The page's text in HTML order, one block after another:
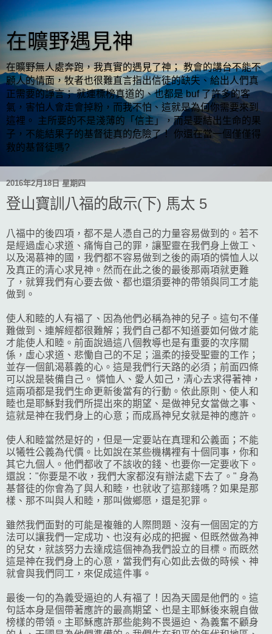
在曠野遇見神
在曠野無人處奔跑，我真實的遇見了神； 教會的講台不能不
顧人的情面，牧者也很難直言指出信徒的缺失、給出人們真
正需要的諍言； 就連標榜真道的、也都是 buf 了許多的客
氣，害怕人會走會掉粉，而我不怕、這就是為何你需要來到
這裡。 主所要的不是淺薄的「信主」，而是要結出生命的果
子，不能結果子的基督徒真的危險了！ 你還在當一個僅僅得
救的基督徒嗎?
2016年2月18日 星期四
登山寶訓八福的啟示(下) 馬太 5
八福中的後四項，都不是人憑自己的力量容易做到的。若不
是經過虛心求道、痛悔自己的罪，讓聖靈在我們身上做工、
以及渴慕神的國，我們都不容易做到之後的兩項的憐恤人以
及真正的清心求見神。然而在此之後的最後那兩項就更難
了，就算我們有心要去做、都也還須要神的帶領與同工才能
做到。
使人和睦的人有福了、因為他們必稱為神的兒子。這句不僅
難做到、連解經都很難解；我們自己都不知道要如何做才能
才能使人和睦。前面說過這八個教導也是有重要的次序關
係，虛心求道、悲慟自己的不足；溫柔的接受聖靈的工作；
並存一個飢渴慕義的心。這是我們行天路的必須；前面四條
可以說是裝備自己。 憐恤人、愛人如己，清心去求得著神，
這兩項都是我們生命更新後當有的行動。依此原則、使人和
睦也是耶穌對我們所提出來的期望、是做神兒女當做之事、
這就是神在我們身上的心意；而成爲神兒女就是神的應許。
使人和睦當然是好的，但是一定要站在真理和公義面；不能
以犧牲公義為代價。比如說在某些機構裡有十個同事，你和
其它九個人。他們都收了不該收的錢、也要你一定要收下。
還說："你要是不收，我們大家都沒有辦法處下去了。" 身為
基督徒的你會為了與人和睦，也就收了這那錢嗎？如果是那
樣、那不叫與人和睦，那叫做鄉愿，還是犯罪。
雖然我們面對的可能是複雜的人際問題、沒有一個固定的方
法可以讓我們一定成功、也沒有必成的把握、但既然做為神
的兒女，就該努力去達成這個神為我們設立的目標。而既然
這是神在我們身上的心意，當我們有心如此去做的時候、神
就會與我們同工，來促成這件事。
最後一句的為義受逼迫的人有福了！因為天國是他們的。這
句話本身是個帶著應許的最高期望、也是主耶穌後來親自做
榜樣的帶領。主耶穌應許那些能夠不畏逼迫、為義奮不顧身